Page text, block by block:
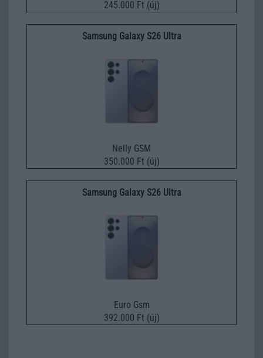
245.000 Ft (új)
Samsung Galaxy S26 Ultra
Nelly GSM
350.000 Ft (új)
Samsung Galaxy S26 Ultra
Euro Gsm
392.000 Ft (új)